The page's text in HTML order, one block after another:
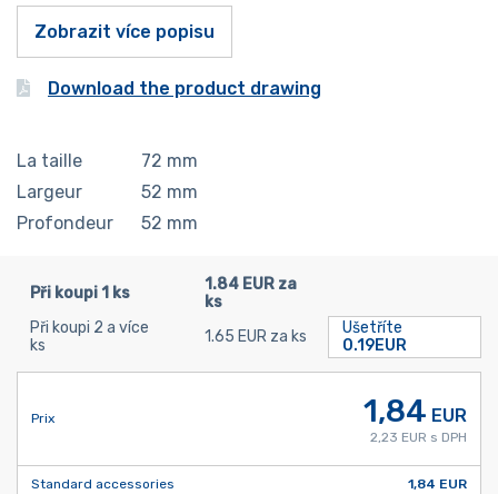
Zobrazit více popisu
Download the product drawing
La taille 72 mm
Largeur
52 mm
Profondeur
52 mm
Při koupi 1 ks
1.84 EUR za
ks
Při koupi 2 a více
ks
1.65 EUR za ks
Ušetříte
0.19EUR
Prix 1,84 EUR
2,23 EUR s DPH
Standard accessories 1,84 EUR